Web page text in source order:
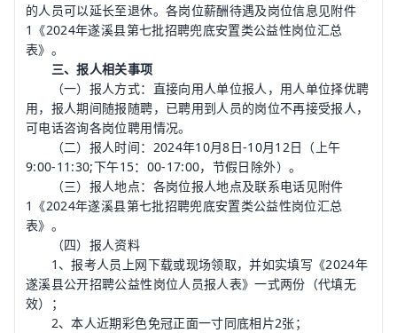
的人员可以延长至退休。各岗位薪酬待遇及岗位信息见附件
1《2024年遂溪县第七批招聘兜底安置类公益性岗位汇总
表》。
三、报人相关事项
（一）报人方式：直接向用人单位报人，用人单位择优聘
用，报人期间随报随聘，已聘用到人员的岗位不再接受报人，
可电话咨询各岗位聘用情况。
（二）报人时间：2024年10月8日-10月12日（上午
9:00-11:30;下午15：00-17:00，节假日除外）。
（三）报人地点：各岗位报人地点及联系电话见附件
1《2024年遂溪县第七批招聘兜底安置类公益性岗位汇总
表》。
（四）报人资料
1、报考人员上网下载或现场领取，并如实填写《2024年
遂溪县公开招聘公益性岗位人员报人表》一式两份（代填无
效）；
2、本人近期彩色免冠正面一寸同底相片2张；